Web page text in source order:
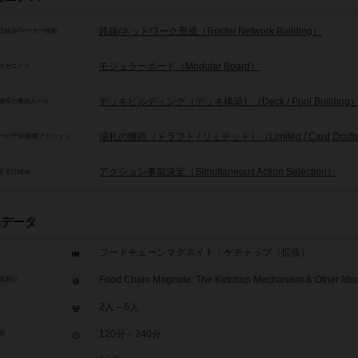
組み/マーカー移動 路線/ネットワーク形成（Route/ Network Building）
カニクス モジュラーボード（Modular Board）
デッキビルディング（デッキ構築）（Deck / Pool Building
の干渉/影響アクション 場札の獲得（ドラフト / リミテッド）（Limited / Card
る仕組み アクション事前決定（Simultaneous Action Selection）
ータ
フードチェーンマグネイト：ケチャップ（拡張）
Food Chain Magnate: The Ketchup Mechanism & Other
2人～6人
120分～240分